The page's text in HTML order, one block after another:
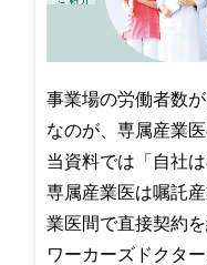
事業場の労働者数
なのが、専属産業
当資料では「自社
などの初歩的な疑
業務など、「専属
りやすくお伝えし
専属産業医は嘱託
業医間で直接契約
ワーカーズドクタ